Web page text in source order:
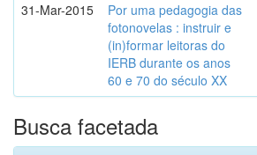
31-Mar-2015
Por uma pedagogia das
fotonovelas : instruir e
(in)formar leitoras do
IERB durante os anos
60 e 70 do século XX
Busca facetada